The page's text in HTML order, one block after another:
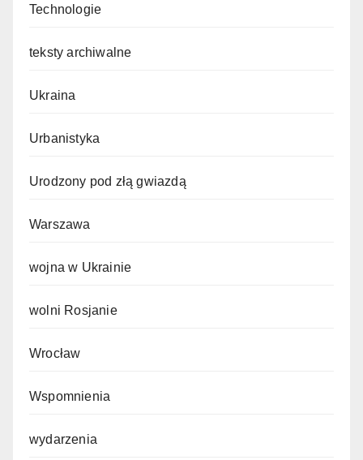
Technologie
teksty archiwalne
Ukraina
Urbanistyka
Urodzony pod złą gwiazdą
Warszawa
wojna w Ukrainie
wolni Rosjanie
Wrocław
Wspomnienia
wydarzenia